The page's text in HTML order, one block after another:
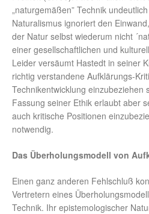
„naturgemäßen” Technik
Naturalismus ignoriert den
der Natur selbst wiederum nicht
einer gesellschaftlichen und
Leider versäumt Hastedt in seiner
richtig verstandene Aufklärungs-
Technikentwicklung einzubeziehen
Fassung seiner Ethik erlaubt aber
auch kritische Positionen
notwendig.
Das Überholungsmodell von
Einen ganz anderen Fehlschluß
Vertretern eines
Technik. Ihr epistemologischer